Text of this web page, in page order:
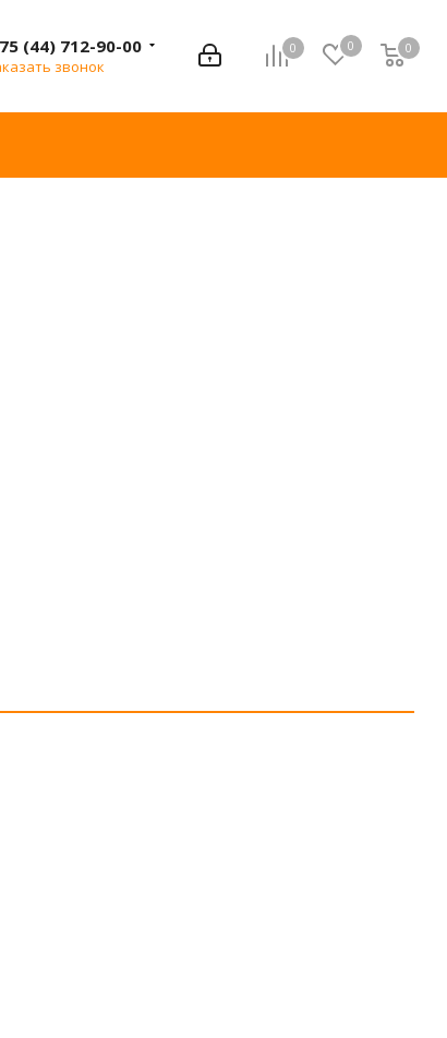
0 0 0
0
(44) 712-90-00
звонок